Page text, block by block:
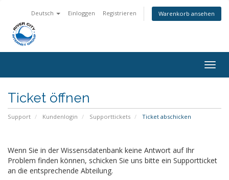
Deutsch Einloggen Registrieren Warenkorb ansehen
ein-/
Ticket öffnen
Support Kundenlogin Supporttickets Ticket abschicken
Wenn Sie in der Wissensdatenbank keine Antwort auf Ihr
Problem finden können, schicken Sie uns bitte ein Supportticket
an die entsprechende Abteilung.